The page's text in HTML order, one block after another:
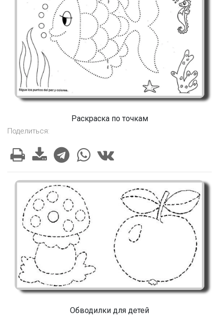
Раскраска по точкам
Поделиться:
Обводилки для детей